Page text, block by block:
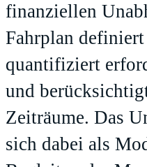
finanziellen
Fahrplan
quantifiziert
und
Zeiträume. Das
sich dabei als